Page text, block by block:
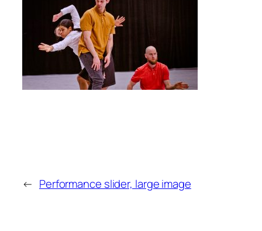
← Performance slider, large image